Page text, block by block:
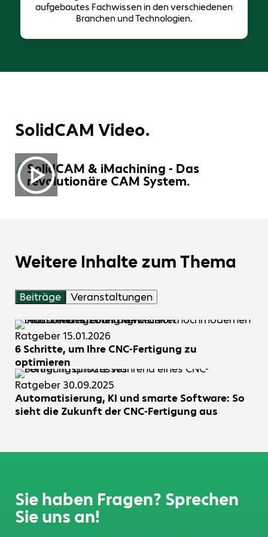
aufgebautes Fachwissen in den verschiedenen
Branchen und Technologien.
SolidCAM Video.
SolidCAM & iMachining - Das
revolutionäre CAM System.
Weitere Inhalte zum Thema
Beiträge Veranstaltungen
Ratgeber15.01.2026
6 Schritte, um Ihre CNC-Fertigung zu
optimieren
Ratgeber 30.09.2025
Automatisierung, KI und smarte Software: So
sieht die Zukunft der CNC-Fertigung aus
Sie haben Fragen? Sprechen
Sie uns an!